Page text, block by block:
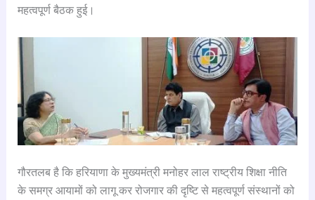
महत्वपूर्ण बैठक हुई।
गौरतलब है कि हरियाणा के मुख्यमंत्री मनोहर लाल राष्ट्रीय शिक्षा नीति
के समग्र आयामों को लागू कर रोजगार की दृष्टि से महत्वपूर्ण संस्थानों को